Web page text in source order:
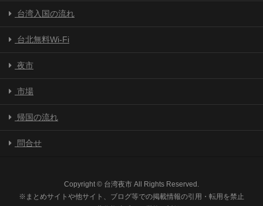
台湾入国の流れ
台北無料Wi-Fi
夜市
市場
帰国の流れ
問合せ
Copyright © 台湾夜市 All Rights Reserved.
※まとめサイトや他サイト、ブログ等での掲載情報の引用・転用を禁止